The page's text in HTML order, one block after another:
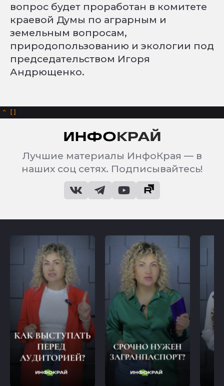
вопрос будет проработан в комитете
краевой Думы по аграрным и
земельным вопросам,
природопользованию и экологии под
председательством Игоря
Андрющенко.
^
Лучшие материалы ИнфоКрая — в
наших соц сетях. Подписывайтесь!